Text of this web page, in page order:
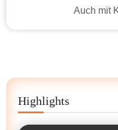
Auch mit
Highlights